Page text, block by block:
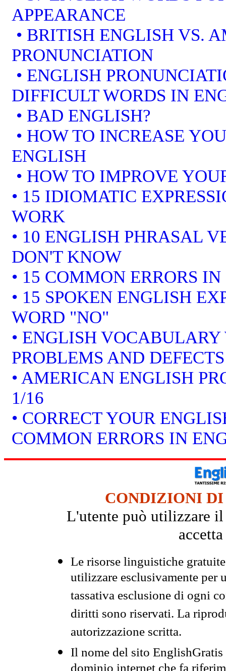
APPEARANCE
• BRITISH ENGLISH VS.
PRONUNCIATION
• ENGLISH
DIFFICULT WORDS IN
• BAD ENGLISH?
• HOW TO INCREASE
ENGLISH
• HOW TO IMPROVE
• 15 IDIOMATIC
WORK
• 10 ENGLISH PHRASAL
DON'T KNOW
• 15 COMMON ERRORS
• 15 SPOKEN ENGLISH
WORD "NO"
• ENGLISH
PROBLEMS AND DEFECTS
• AMERICAN ENGLISH
1/16
• CORRECT YOUR
COMMON ERRORS IN
CONDIZIONI DI
L'utente può utilizzare il
Le risorse linguistiche
utilizzare esclusivamente per
tassativa esclusione di ogni
diritti sono riservati. La
autorizzazione scritta.
Il nome del sito